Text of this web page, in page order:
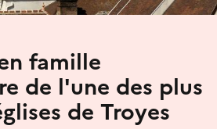
famille
de l'une des plus
de Troyes